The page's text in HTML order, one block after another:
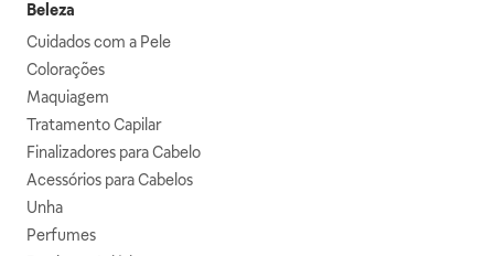
Beleza
Cuidados com a Pele
Colorações
Maquiagem
Tratamento Capilar
Finalizadores para Cabelo
Acessórios para Cabelos
Unha
Perfumes